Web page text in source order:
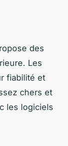
des
Les
fiabilité et
chers et
les logiciels